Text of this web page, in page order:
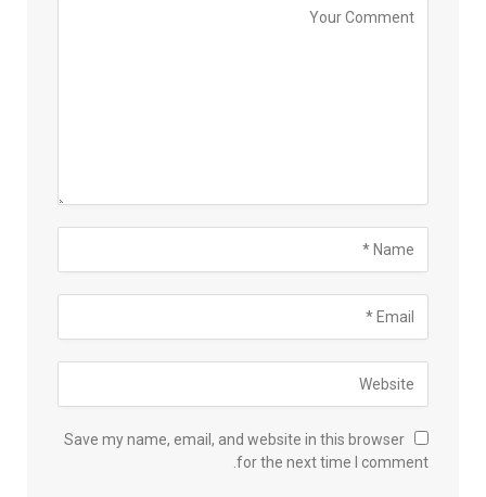
Save my name, email, and website in this browser
for the next time I comment.